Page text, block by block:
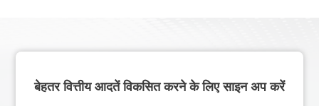
बेहतर वित्तीय आदतें विकसित करने के लिए साइन अप करें